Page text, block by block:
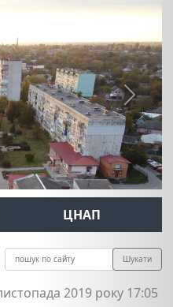
Next
ЦНАП
Шукати
2019 року 17:05